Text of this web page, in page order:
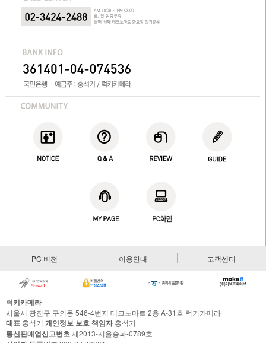
PC 버전 이용안내 고객센터
럭키카메라
서울시 광진구 구의동 546-4번지 테크노마트 2층 A-31호 럭키카메라
대표 홍석기 개인정보 보호 책임자홍석기
통신판매업신고번호제2013-서울송파-0789호